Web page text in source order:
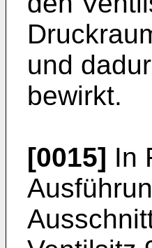
und
bewirkt.
[0015] In